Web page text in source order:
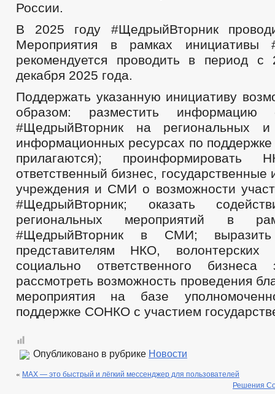
России.
В 2025 году #ЩедрыйВторник
Мероприятия в рамках инициативы
рекомендуется проводить в период
декабря 2025 года.
Поддержать указанную инициативу
образом: разместить информацию
#ЩедрыйВторник на региональных и
информационных ресурсах по
прилагаются); проинформировать
ответственный бизнес,
учреждения и СМИ о возможности
#ЩедрыйВторник; оказать
региональных мероприятий в
#ЩедрыйВторник в СМИ; выразить
представителям НКО,
социально ответственного
рассмотреть возможность проведения
мероприятия на базе
поддержке СОНКО с участием
Опубликовано в рубрике Новости
« МАХ — это быстрый и лёгкий мессенджер для пользователей
Решения